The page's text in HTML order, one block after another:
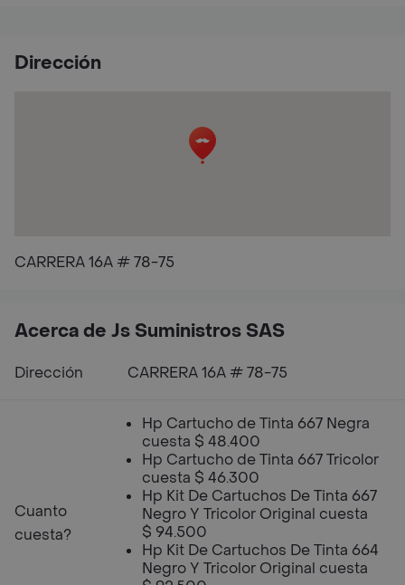
Dirección
CARRERA 16A # 78-75
Acerca de Js Suministros SAS
Dirección CARRERA 16A # 78-75
Cuanto
cuesta?
Hp Cartucho de Tinta 667 Negra
cuesta $ 48.400
Hp Cartucho de Tinta 667 Tricolor
cuesta $ 46.300
Hp Kit De Cartuchos De Tinta 667
Negro Y Tricolor Original cuesta
$ 94.500
Hp Kit De Cartuchos De Tinta 664
Negro Y Tricolor Original cuesta